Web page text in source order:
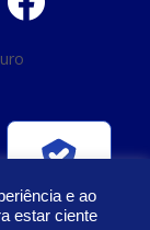
e ao
estar ciente